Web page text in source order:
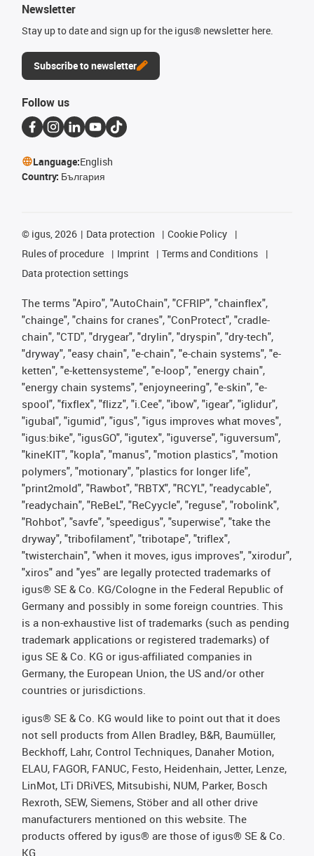
Newsletter
Stay up to date and sign up for the igus® newsletter here.
Subscribe to newsletter
Follow us
Language:English
Country: България
© igus, 2026 Data protection
Cookie Policy
Rules of procedure
Imprint
Terms and Conditions
Data protection settings
The terms "Apiro", "AutoChain", "CFRIP", "chainflex",
"chainge", "chains for cranes", "ConProtect", "cradle-
chain", "CTD", "drygear", "drylin", "dryspin", "dry-tech",
"dryway", "easy chain", "e-chain", "e-chain systems", "e-
ketten", "e-kettensysteme", "e-loop", "energy chain",
"energy chain systems", "enjoyneering", "e-skin", "e-
spool", "fixflex", "flizz", "i.Cee", "ibow", "igear", "iglidur",
"igubal", "igumid", "igus", "igus improves what moves",
"igus:bike", "igusGO", "igutex", "iguverse", "iguversum",
"kineKIT", "kopla", "manus", "motion plastics", "motion
polymers", "motionary", "plastics for longer life",
"print2mold", "Rawbot", "RBTX", "RCYL", "readycable",
"readychain", "ReBeL", "ReCyycle", "reguse", "robolink",
"Rohbot", "savfe", "speedigus", "superwise", "take the
dryway", "tribofilament", "tribotape", "triflex",
"twisterchain", "when it moves, igus improves", "xirodur",
"xiros" and "yes" are legally protected trademarks of
igus® SE & Co. KG/Cologne in the Federal Republic of
Germany and possibly in some foreign countries. This
is a non-exhaustive list of trademarks (such as pending
trademark applications or registered trademarks) of
igus SE & Co. KG or igus-affiliated companies in
Germany, the European Union, the US and/or other
countries or jurisdictions.
igus® SE & Co. KG would like to point out that it does
not sell products from Allen Bradley, B&R, Baumüller,
Beckhoff, Lahr, Control Techniques, Danaher Motion,
ELAU, FAGOR, FANUC, Festo, Heidenhain, Jetter, Lenze,
LinMot, LTi DRiVES, Mitsubishi, NUM, Parker, Bosch
Rexroth, SEW, Siemens, Stöber and all other drive
manufacturers mentioned on this website. The
products offered by igus® are those of igus® SE & Co.
KG.